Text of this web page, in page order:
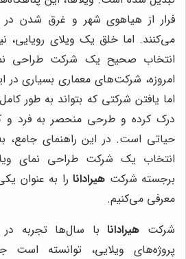
فرار از هیاهوی شهر و غرق شدن در
می‌کنند. اما خلق یک ویلای رویایی،
انتخاب صحیح یک شرکت طراحی
امروزه، شرکت‌های معماری بسیاری در
اما یافتن شرکتی که بتواند به طور
درک کرده و طرحی منحصر به فرد و
حیاتی است. در این راهنمای جامع،
انتخاب یک شرکت طراحی نمای
برجسته شرکت هیرادانا را به عنوان
معرفی می‌کنیم.
شرکت هیرادانابا سال‌ها تجربه در
پروژه‌های ویلایی، توانسته است